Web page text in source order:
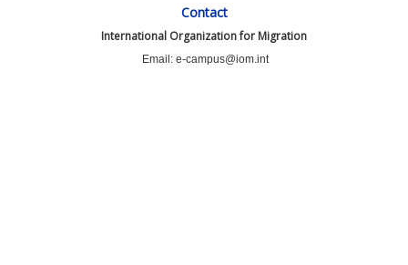
Contact
International Organization for Migration
Email: e-campus@iom.int